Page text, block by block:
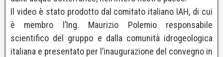
Il video è stato prodotto dal comitato italiano IAH, di cui
è membro l’Ing. Maurizio Polemio responsabile
scientifico del gruppo e dalla comunità idrogeologica
italiana e presentato per l’inaugurazione del convegno in